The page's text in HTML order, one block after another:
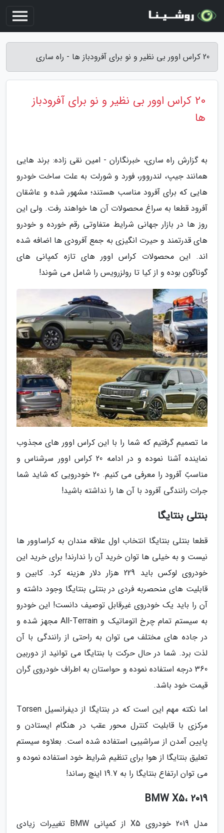
20 کراس اوور بی نظیر و نو برای آفرودباز ها - راه ساری
20 کراس اوور بی نظیر و نو برای آفرودباز
ها
به گزارش راه ساری، خبرنگاران - امین نقی زاده: برند هایی
همانند جیپ، لندروور، فورد و شورلت به علت ساخت خودرو
هایی که برای آفرود مناسب هستند؛ مشهور شده و عاشقان
آفرود قطعا به سراغ محصولات آن ها خواهند رفت. ولی این
روز ها در بازار جهانی شرایط متفاوتی رقم خورده و خودرو
های قدرتمند و حیرت انگیزی به جمع آفرودی ها اضافه شده
اند. این محصولات کراس اوور های تازه کمپانی های
گوناگون بوده و از کیا تا رولزرویس را شامل می شوند!
ما تصمیم گرفتیم که شما را با این کراس اوور های مجذوب
نماینده آشنا نموده و در ادامه 20 کراس اوور سرشناس و
مناسبّ آفرود را معرفی می کنیم. 20 خودرویی که شاید شما
جرات رانندگی آفرود با آن ها را نداشته باشید!
بنتلی بنتایگا
قطعا بنتلی بنتایگا انتخاب اول علاقه مندان به کراساوور ها
نیست و به خیلی ها توان خرید آن را ندارند! برای خرید این
خودروی لوکس باید 229 هزار دلار هزینه کرد. کابین و
قابلیت های منحصربه فردی در بنتلی بنتایگا وجود داشته و
آن را باید یک خودروی غیرقابل توصیف دانست! این خودرو
به سیستم تمام چرخ اتوماتیک و All-Terrain مجهز شده و
در جاده های مختلف می توان به راحتی از رانندگی با آن
لذت برد. شما در حال حرکت با بنتایگا می توانید از دوربین
360 درجه استفاده نموده و حواستان به اطراف خودروی گران
قیمت خود باشد.
اما نکته مهم این است که در بنتایگا از دیفرانسیل Torsen
مرکزی با قابلیت کنترل محور عقب در هنگام ایستادن و
پایین آمدن از سراشیبی استفاده شده است. بعلاوه سیستم
تعلیق بنتایگا از هوا برای تنظیم شرایط خود استفاده نموده و
می توان ارتفاع بنتایگا را به 19.7 اینچ رساند!
BMW X5، 2019
مدل 2019 خودروی X5 از کمپانی BMW تغییرات زیادی